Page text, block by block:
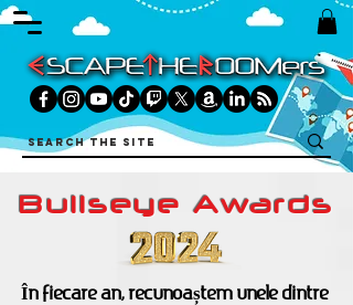
Bullseye Awards
În fiecare an, recunoaștem unele dintre